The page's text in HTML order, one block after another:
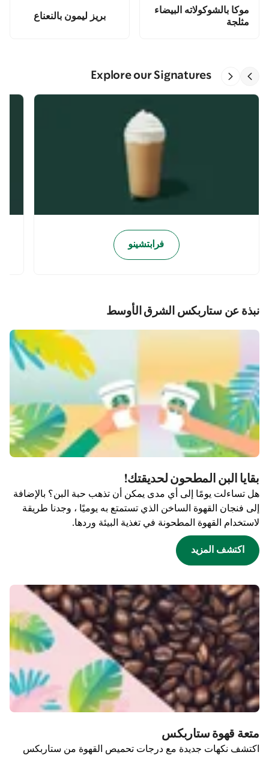
موكا بالشوكولاته البيضاء
مثلجة
بريز ليمون بالنعناع
Explore our Signatures
فرابتشينو
نبذة عن ستاربكس الشرق الأوسط
بقايا البن المطحون لحديقتك!
هل تساءلت يومًا إلى أي مدى يمكن أن تذهب حبة البن؟ بالإضافة
إلى فنجان القهوة الساخن الذي تستمتع به يوميًا ، وجدنا طريقة
لاستخدام القهوة المطحونة في تغذية البيئة وردها.
اكتشف المزيد
متعة قهوة ستاربكس
اكتشف نكهات جديدة مع درجات تحميص القهوة من ستاربكس